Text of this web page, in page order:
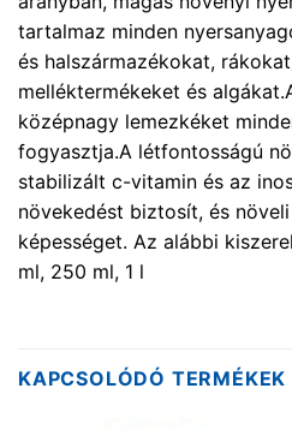
tartalmaz minden
és halszármazékokat,
melléktermékeket és
középnagy lemezkéket
fogyasztja.A létfontosságú
stabilizált c-vitamin és az
növekedést biztosít, és
képességet. Az alábbi
ml, 250 ml, 1 l
KAPCSOLÓDÓ TERMÉKEK